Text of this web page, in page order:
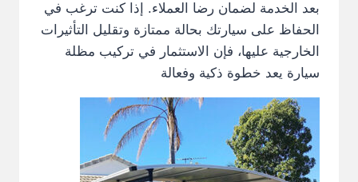
بعد الخدمة لضمان رضا العملاء. إذا كنت ترغب في
الحفاظ على سيارتك بحالة ممتازة وتقليل التأثيرات
الخارجية عليها، فإن الاستثمار في تركيب مظلة
سيارة يعد خطوة ذكية وفعالة